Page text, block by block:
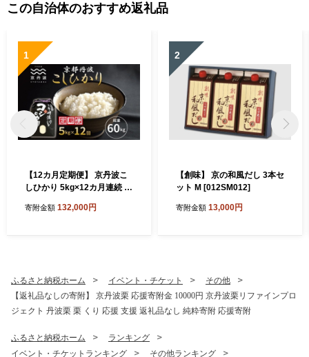
この自治体のおすすめ返礼品
1
【12カ月定期便】 京丹波こ
しひかり 5kg×12カ月連続 合
米 コシヒカリ ※北海道・沖
寄附金額 132,000円
2
【創味】 京の和風だし 3本セ
ット M [012SM012]
寄附金額 13,000円
ふるさと納税ホーム イベント・チケット
その他
【返礼品なしの寄附】 京丹波栗 応援寄附金 10000円 京丹波栗リファインプロ
ジェクト 丹波栗 栗 くり 応援 支援 返礼品なし 純粋寄附 応援寄附
ふるさと納税ホーム
ランキング
イベント・チケットランキング
その他ランキング